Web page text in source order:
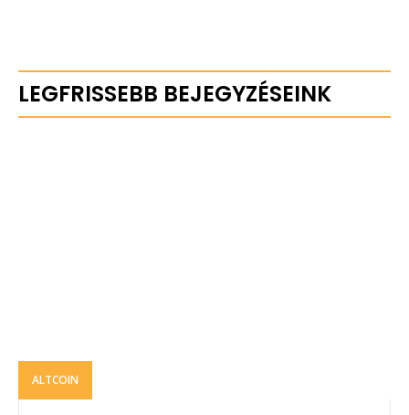
LEGFRISSEBB BEJEGYZÉSEINK
ALTCOIN